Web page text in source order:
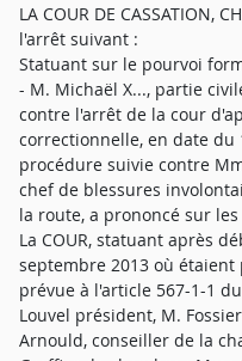
LA COUR DE CASSATION,
l'arrêt suivant :
Statuant sur le pourvoi
- M. Michaël X..., partie
contre l'arrêt de la cour
correctionnelle, en date du
procédure suivie contre
chef de blessures
la route, a prononcé sur
La COUR, statuant après
septembre 2013 où
prévue à l'article 567-1-1
Louvel président, M.
Arnould, conseiller de la